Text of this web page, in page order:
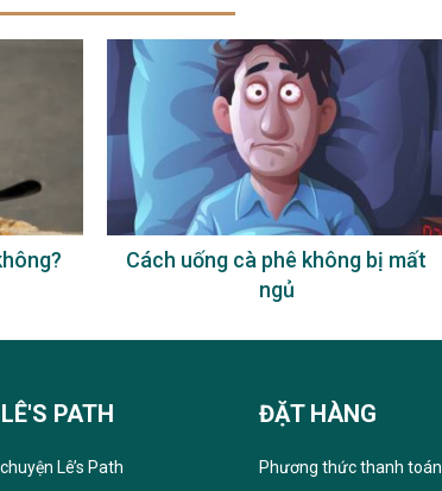
Cách uống cà phê không bị mất
ngủ
PATH
Lê’s Path
ĐẶT HÀNG
Phương thức thanh toán